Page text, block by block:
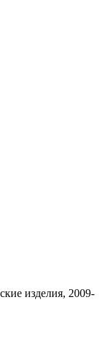
изделия, 2009-